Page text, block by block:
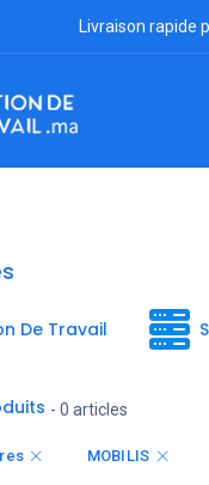
Livraison rapide
De Travail
- 0 articles
MOBILIS